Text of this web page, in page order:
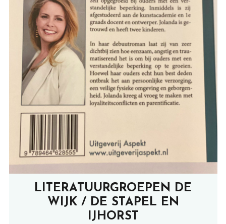
LITERATUURGROEPEN DE
WIJK / DE STAPEL EN
IJHORST